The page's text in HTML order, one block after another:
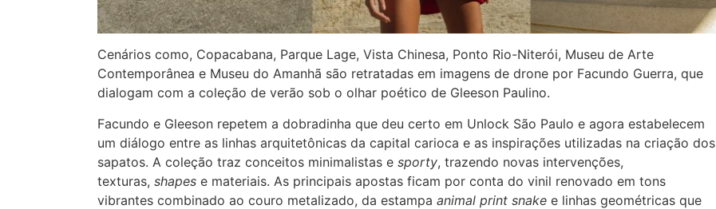
Cenários como, Copacabana, Parque Lage, Vista Chinesa, Ponto Rio-Niterói, Museu de Arte
Contemporânea e Museu do Amanhã são retratadas em imagens de drone por Facundo Guerra, que
dialogam com a coleção de verão sob o olhar poético de Gleeson Paulino.
Facundo e Gleeson repetem a dobradinha que deu certo em Unlock São Paulo e agora estabelecem
um diálogo entre as linhas arquitetônicas da capital carioca e as inspirações utilizadas na criação dos
sapatos. A coleção traz conceitos minimalistas e sporty, trazendo novas intervenções,
texturas, shapes e materiais. As principais apostas ficam por conta do vinil renovado em tons
vibrantes combinado ao couro metalizado, da estampa animal print snake e linhas geométricas que